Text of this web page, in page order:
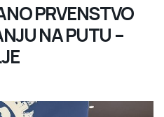
PRVENSTVO
NA PUTU –